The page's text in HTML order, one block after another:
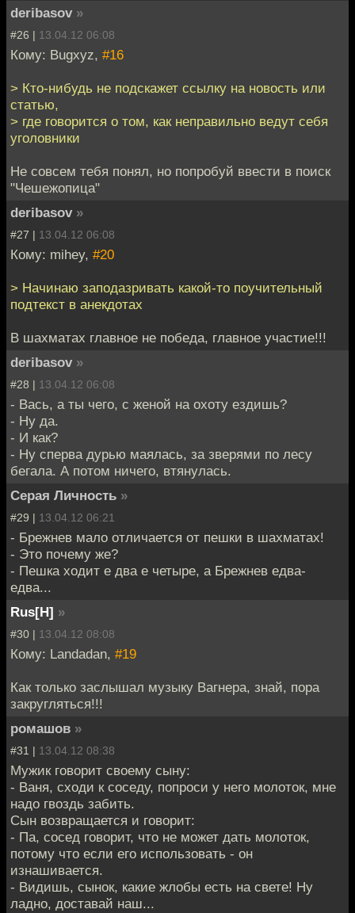
deribasov »
#26 | 13.04.12 06:08
Кому: Bugxyz, #16
> Кто-нибудь не подскажет ссылку на новость или
статью,
> где говорится о том, как неправильно ведут себя
уголовники
Не совсем тебя понял, но попробуй ввести в поиск
"Чешежопица"
deribasov »
#27 | 13.04.12 06:08
Кому: mihey, #20
> Начинаю заподазривать какой-то поучительный
подтекст в анекдотах
В шахматах главное не победа, главное участие!!!
deribasov »
#28 | 13.04.12 06:08
- Вась, а ты чего, с женой на охоту ездишь?
- Ну да.
- И как?
- Ну сперва дурью маялась, за зверями по лесу
бегала. А потом ничего, втянулась.
Серая Личность »
#29 | 13.04.12 06:21
- Брежнев мало отличается от пешки в шахматах!
- Это почему же?
- Пешка ходит е два е четыре, а Брежнев едва-
едва...
Rus[H] »
#30 | 13.04.12 08:08
Кому: Landadan, #19
Как только заслышал музыку Вагнера, знай, пора
закругляться!!!
ромашов »
#31 | 13.04.12 08:38
Мужик говорит своему сыну:
- Ваня, сходи к соседу, попроси у него молоток, мне
надо гвоздь забить.
Сын возвращается и говорит:
- Па, сосед говорит, что не может дать молоток,
потому что если его использовать - он
изнашивается.
- Видишь, сынок, какие жлобы есть на свете! Ну
ладно, доставай наш...